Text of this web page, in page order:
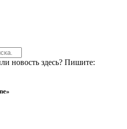
новость здесь? Пишите: